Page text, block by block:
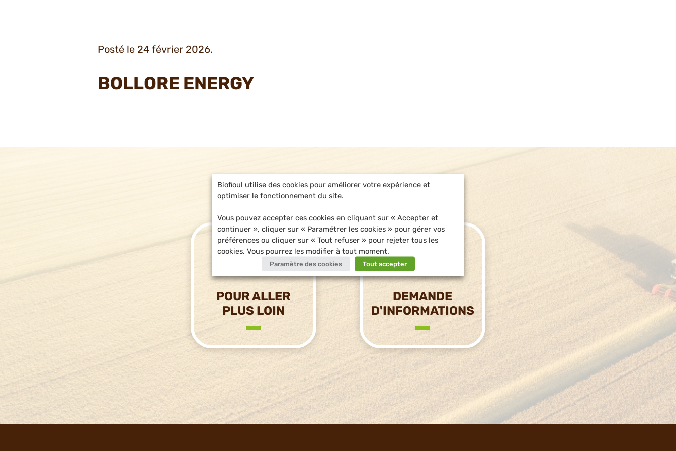
Posté le 24 février 2026.
BOLLORE ENERGY
POUR ALLER
PLUS LOIN
DEMANDE
D'INFORMATIONS
Biofioul utilise des cookies pour améliorer votre expérience et
optimiser le fonctionnement du site.
Vous pouvez accepter ces cookies en cliquant sur « Accepter et
continuer », cliquer sur « Paramétrer les cookies » pour gérer vos
préférences ou cliquer sur « Tout refuser » pour rejeter tous les
cookies. Vous pourrez les modifier à tout moment.
Paramètre des cookies Tout accepter